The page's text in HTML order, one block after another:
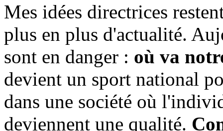
Mes idées directrices
plus en plus d'actualité.
sont en danger : où va
devient un sport national
dans une société où
deviennent une qualité.